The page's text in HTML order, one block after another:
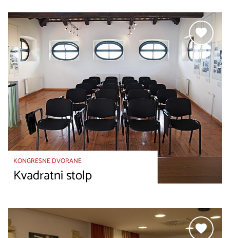
KONGRESNE DVORANE
Kvadratni stolp